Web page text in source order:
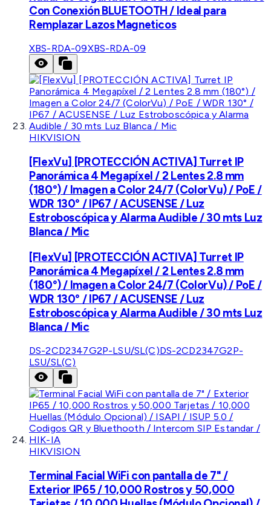
Con Conexión BLUETOOTH / Ideal para
Remplazar Lazos Magneticos
XBS-RDA-09XBS-RDA-09
HIKVISION
[FlexVu] [PROTECCIÓN ACTIVA] Turret IP
Panorámica 4 Megapíxel / 2 Lentes 2.8 mm
(180°) / Imagen a Color 24/7 (ColorVu) / PoE /
WDR 130° / IP67 / ACUSENSE / Luz
Estroboscópica y Alarma Audible / 30 mts Luz
Blanca / Mic
[FlexVu] [PROTECCIÓN ACTIVA] Turret IP
Panorámica 4 Megapíxel / 2 Lentes 2.8 mm
(180°) / Imagen a Color 24/7 (ColorVu) / PoE /
WDR 130° / IP67 / ACUSENSE / Luz
Estroboscópica y Alarma Audible / 30 mts Luz
Blanca / Mic
DS-2CD2347G2P-LSU/SL(C)DS-2CD2347G2P-
LSU/SL(C)
HIKVISION
Terminal Facial WiFi con pantalla de 7" /
Exterior IP65 / 10,000 Rostros y 50,000